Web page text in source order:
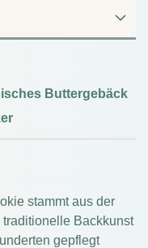
Buttergebäck
stammt aus der
Backkunst
gepflegt